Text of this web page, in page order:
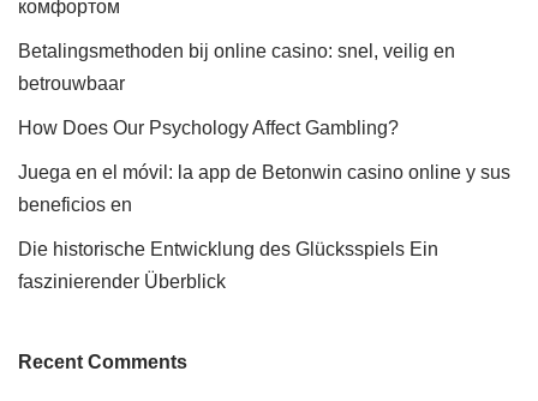
комфортом
Betalingsmethoden bij online casino: snel, veilig en
betrouwbaar
How Does Our Psychology Affect Gambling?
Juega en el móvil: la app de Betonwin casino online y sus
beneficios en
Die historische Entwicklung des Glücksspiels Ein
faszinierender Überblick
Recent Comments